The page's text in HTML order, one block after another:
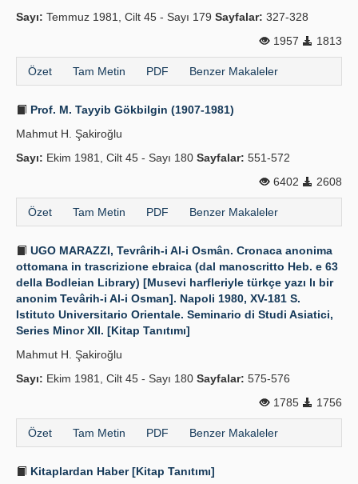
Sayı: Temmuz 1981, Cilt 45 - Sayı 179 Sayfalar: 327-328
1957
1813
Özet Tam Metin PDF Benzer Makaleler
Prof. M. Tayyib Gökbilgin (1907-1981)
Mahmut H. Şakiroğlu
Sayı: Ekim 1981, Cilt 45 - Sayı 180 Sayfalar: 551-572
6402
2608
Özet Tam Metin PDF Benzer Makaleler
UGO MARAZZI, Tevrârih-i Al-i Osmân. Cronaca anonima
ottomana in trascrizione ebraica (dal manoscritto Heb. e 63
della Bodleian Library) [Musevi harfleriyle türkçe yazı lı bir
anonim Tevârih-i Al-i Osman]. Napoli 1980, XV-181 S.
Istituto Universitario Orientale. Seminario di Studi Asiatici,
Series Minor XII. [Kitap Tanıtımı]
Mahmut H. Şakiroğlu
Sayı: Ekim 1981, Cilt 45 - Sayı 180 Sayfalar: 575-576
1785
1756
Özet Tam Metin PDF Benzer Makaleler
Kitaplardan Haber [Kitap Tanıtımı]